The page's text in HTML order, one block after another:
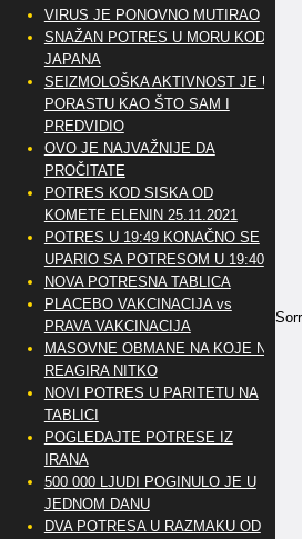
VIRUS JE PONOVNO MUTIRAO
SNAŽAN POTRES U MORU KOD
JAPANA
SEIZMOLOŠKA AKTIVNOST JE U
PORASTU KAO ŠTO SAM I
PREDVIDIO
OVO JE NAJVAŽNIJE DA
PROČITATE
POTRES KOD SISKA OD
KOMETE ELENIN 25.11.2021
POTRES U 19:49 KONAČNO SE
UPARIO SA POTRESOM U 19:40
NOVA POTRESNA TABLICA
PLACEBO VAKCINACIJA vs
PRAVA VAKCINACIJA
MASOVNE OBMANE NA KOJE NE
REAGIRA NITKO
NOVI POTRES U PARITETU NA
TABLICI
POGLEDAJTE POTRESE IZ
IRANA
500 000 LJUDI POGINULO JE U
JEDNOM DANU
DVA POTRESA U RAZMAKU OD